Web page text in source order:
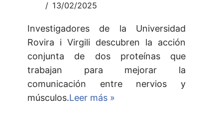
13/02/2025
Investigadores de la Universidad
Rovira i Virgili descubren la acción
conjunta de dos proteínas que
trabajan para mejorar la
comunicación entre nervios y
músculos.Leer más »